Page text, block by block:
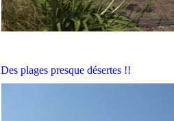
Des plages presque désertes !!